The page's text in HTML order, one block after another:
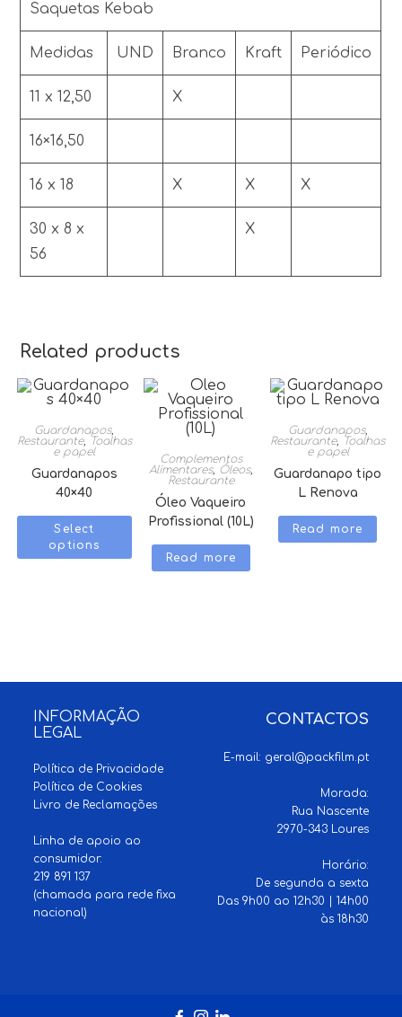
Saquetas Kebab
Medidas UND Branco Kraft Periódico
11 x 12,50 X
16×16,50
16 x 18 X X X
30 x 8 x
56
X
Related products
Guardanapos,
Restaurante, Toalhas
e papel
Guardanapos
40×40
Select
options
Complementos
Alimentares, Óleos,
Restaurante
Óleo Vaqueiro
Profissional (10L)
Read more
Guardanapos,
Restaurante, Toalhas
e papel
Guardanapo tipo
L Renova
Read more
INFORMAÇÃO
LEGAL
Política de Privacidade
Política de Cookies
Livro de Reclamações
Linha de apoio ao
consumidor:
219 891 137
(chamada para rede fixa
nacional)
CONTACTOS
E-mail: geral@packfilm.pt
Morada:
Rua Nascente
2970-343 Loures
Horário:
De segunda a sexta
Das 9h00 ao 12h30 | 14h00
às 18h30